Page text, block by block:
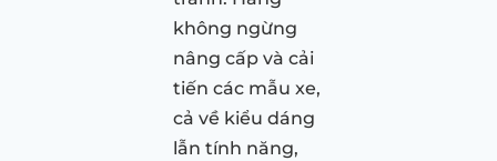
không ngừng
nâng cấp và cải
tiến các mẫu xe,
cả về kiểu dáng
lẫn tính năng,